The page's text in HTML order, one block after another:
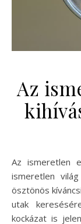
Az
Az ismeretlen elérésének kihívása és a siker titkai Az
ismeretlen
ösztönös
utak
kockázat is